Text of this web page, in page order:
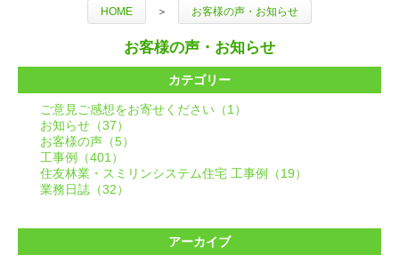
HOME ＞ お客様の声・お知らせ
お客様の声・お知らせ
カテゴリー
ご意見ご感想をお寄せください（1）
お知らせ（37）
お客様の声（5）
工事例（401）
住友林業・スミリンシステム住宅 工事例（19）
業務日誌（32）
アーカイブ